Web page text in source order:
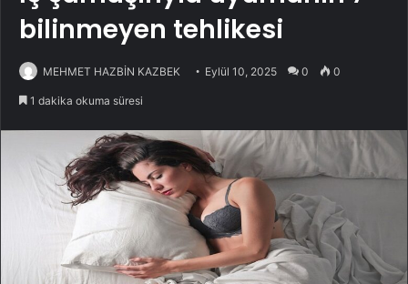
bilinmeyen tehlikesi
MEHMET HAZBİN KAZBEK Eylül 10, 2025 0 0
1 dakika okuma süresi